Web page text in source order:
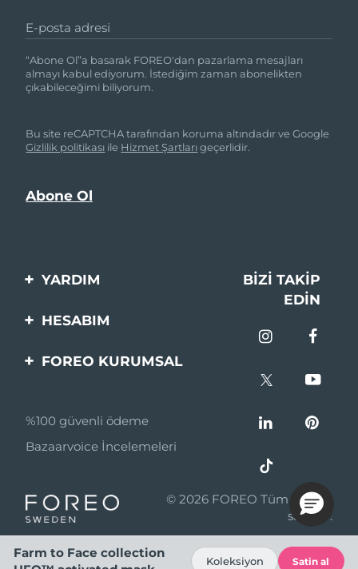
E-posta adresi
“Abone Ol”a basarak FOREO'dan pazarlama mesajları
almayı kabul ediyorum. İstediğim zaman abonelikten
çıkabileceğimi biliyorum.
Bu site reCAPTCHA tarafından koruma altındadır ve Google
Gizlilik politikası ile Hizmet Şartlarıgeçerlidir.
YARDIM
Bi̇zi̇mle İleti̇şi̇me Geçi̇n
BIZI TAKIP
EDIN
HESABIM
Ürün Kaydı
FOREO KURUMSAL
Ortaklik Programi
Ortaklık haberleri
Perakende Satış
Ortakları
Kullanım Şartları
%100 güvenli ödeme
Bazaarvoice İncelemeleri
© 2026 FOREO Tüm hakları
saklıdır.
Farm to Face collection
Koleksiyon Satin al